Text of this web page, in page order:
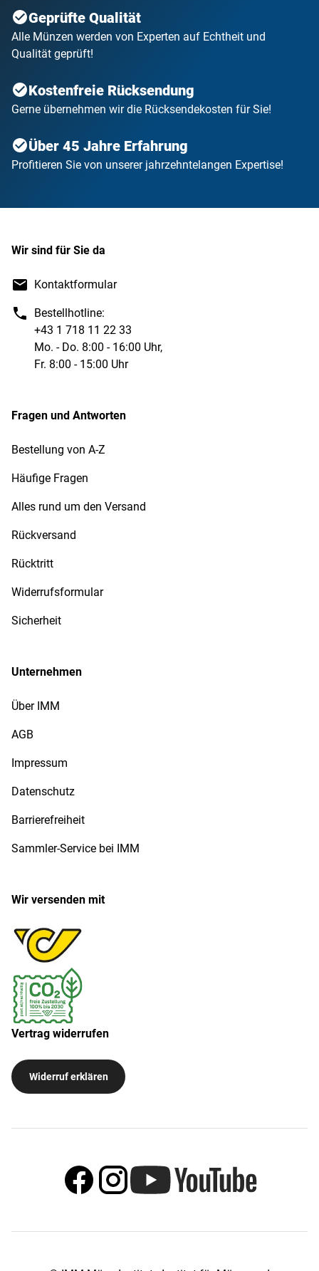
Geprüfte Qualität
Alle Münzen werden von Experten auf Echtheit und
Qualität geprüft!
Kostenfreie Rücksendung
Gerne übernehmen wir die Rücksendekosten für Sie!
Über 45 Jahre Erfahrung
Profitieren Sie von unserer jahrzehntelangen Expertise!
Wir sind für Sie da
Kontaktformular
Bestellhotline:
+43 1 718 11 22 33
Mo. - Do. 8:00 - 16:00 Uhr,
Fr. 8:00 - 15:00 Uhr
Fragen und Antworten
Bestellung von A-Z
Häufige Fragen
Alles rund um den Versand
Rückversand
Rücktritt
Widerrufsformular
Sicherheit
Unternehmen
Über IMM
AGB
Impressum
Datenschutz
Barrierefreiheit
Sammler-Service bei IMM
Wir versenden mit
Vertrag widerrufen
Widerruf erklären